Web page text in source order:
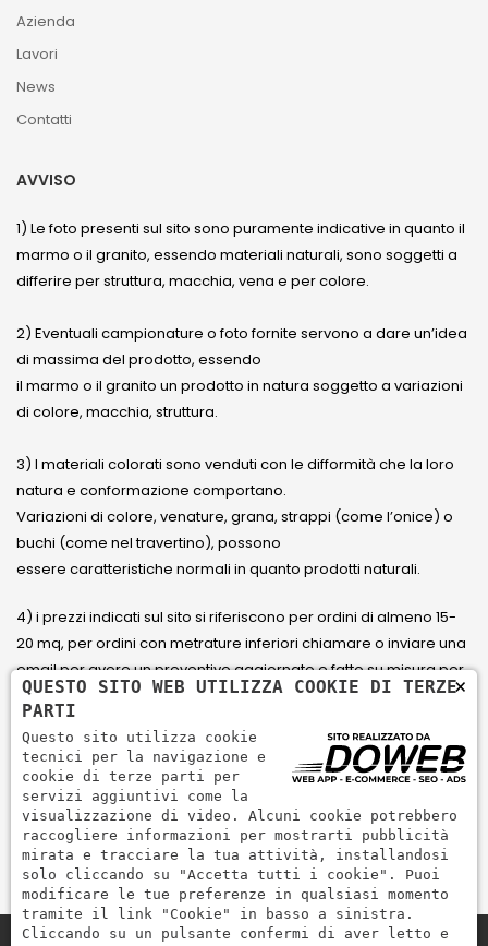
Azienda
Lavori
News
Contatti
AVVISO
1) Le foto presenti sul sito sono puramente indicative in quanto il
marmo o il granito, essendo materiali naturali, sono soggetti a
differire per struttura, macchia, vena e per colore.
2) Eventuali campionature o foto fornite servono a dare un’idea
di massima del prodotto, essendo
il marmo o il granito un prodotto in natura soggetto a variazioni
di colore, macchia, struttura.
3) I materiali colorati sono venduti con le difformità che la loro
natura e conformazione comportano.
Variazioni di colore, venature, grana, strappi (come l’onice) o
buchi (come nel travertino), possono
essere caratteristiche normali in quanto prodotti naturali.
4) i prezzi indicati sul sito si riferiscono per ordini di almeno 15-
20 mq, per ordini con metrature inferiori chiamare o inviare una
email per avere un preventivo aggiornato e fatto su misura per
il cliente.
5) Paga con Carta di credito Visa, Visa Electron, Maestro,
Mastercard tramite il circuito PayPal. PayPal serve per pagare,
inviare denaro e accettare pagamenti in modo rapido,
semplice e sicuro.
×
QUESTO SITO WEB UTILIZZA COOKIE DI TERZE
PARTI
Questo sito utilizza cookie
tecnici per la navigazione e
cookie di terze parti per
servizi aggiuntivi come la
visualizzazione di video. Alcuni cookie potrebbero
raccogliere informazioni per mostrarti pubblicità
mirata e tracciare la tua attività, installandosi
solo cliccando su "Accetta tutti i cookie". Puoi
modificare le tue preferenze in qualsiasi momento
tramite il link "Cookie" in basso a sinistra.
Cliccando su un pulsante confermi di aver letto e